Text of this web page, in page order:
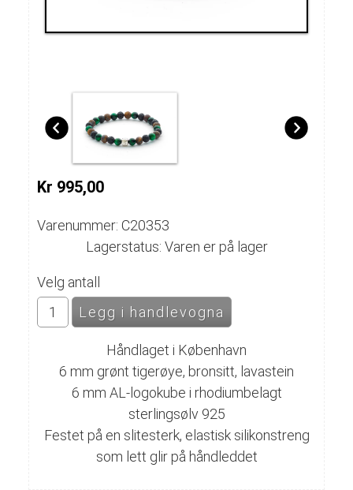
Kr 995,00
Varenummer: C20353
Lagerstatus: Varen er på lager
Velg antall
Håndlaget i København
6 mm grønt tigerøye, bronsitt, lavastein
6 mm AL-logokube i rhodiumbelagt
sterlingsølv 925
Festet på en slitesterk, elastisk silikonstreng
som lett glir på håndleddet